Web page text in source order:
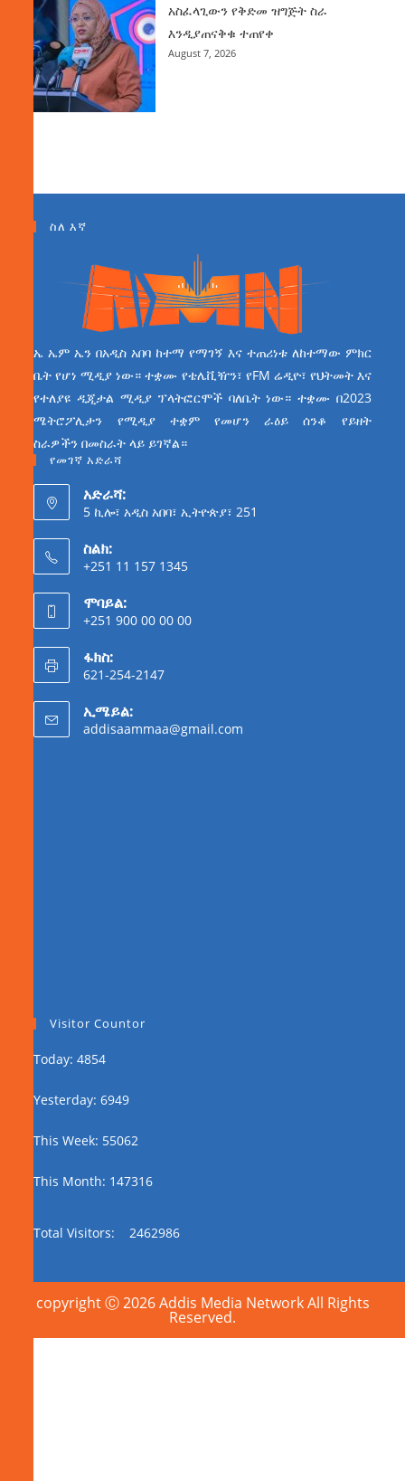
አስፈላጊውን የቅድመ ዝግጅት ስራ
እንዲያጠናቅቁ ተጠየቀ
August 7, 2026
ስለ እኛ
ኤ ኤም ኤን በአዲስ አበባ ከተማ የማገኝ እና ተጠሪነቱ ለከተማው ምክር
ቤት የሆነ ሚዲያ ነው። ተቋሙ የቴሌቪዥን፣ የFM ሬዲዮ፣ የህትመት እና
የተለያዩ ዲጂታል ሚዲያ ፕላትፎርሞች ባለቤት ነው። ተቋሙ በ2023
ሜትሮፖሊታን የሚዲያ ተቋም የመሆን ራዕይ ሰንቆ የይዘት
ስራዎችን በመስራት ላይ ይገኛል።
የመገኛ አድራሻ
አድራሻ:
5 ኪሎ፣ አዲስ አበባ፣ ኢትዮጵያ፣ 251
ስልክ:
+251 11 157 1345
ሞባይል:
+251 900 00 00 00
ፋክስ:
621-254-2147
ኢሜይል:
addisaammaa@gmail.com
Visitor Countor
Today: 4854
Yesterday: 6949
This Week: 55062
This Month: 147316
Total Visitors: 2462986
copyright Ⓒ 2026 Addis Media Network All Rights
Reserved.